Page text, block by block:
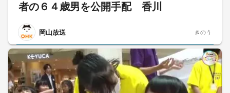
者の６４歳男を公開手配 香川
岡山放送 きのう